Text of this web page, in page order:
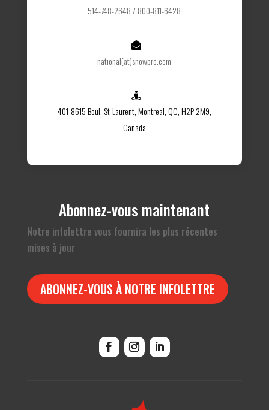
514-748-2648 / 800-811-6428

national(at)snowpro.com

401-8615 Boul. St-Laurent, Montreal, QC, H2P 2M9,
Canada
Abonnez-vous maintenant
Notre infolettre vous fournira les plus récentes
mises à jour
ABONNEZ-VOUS À NOTRE INFOLETTRE